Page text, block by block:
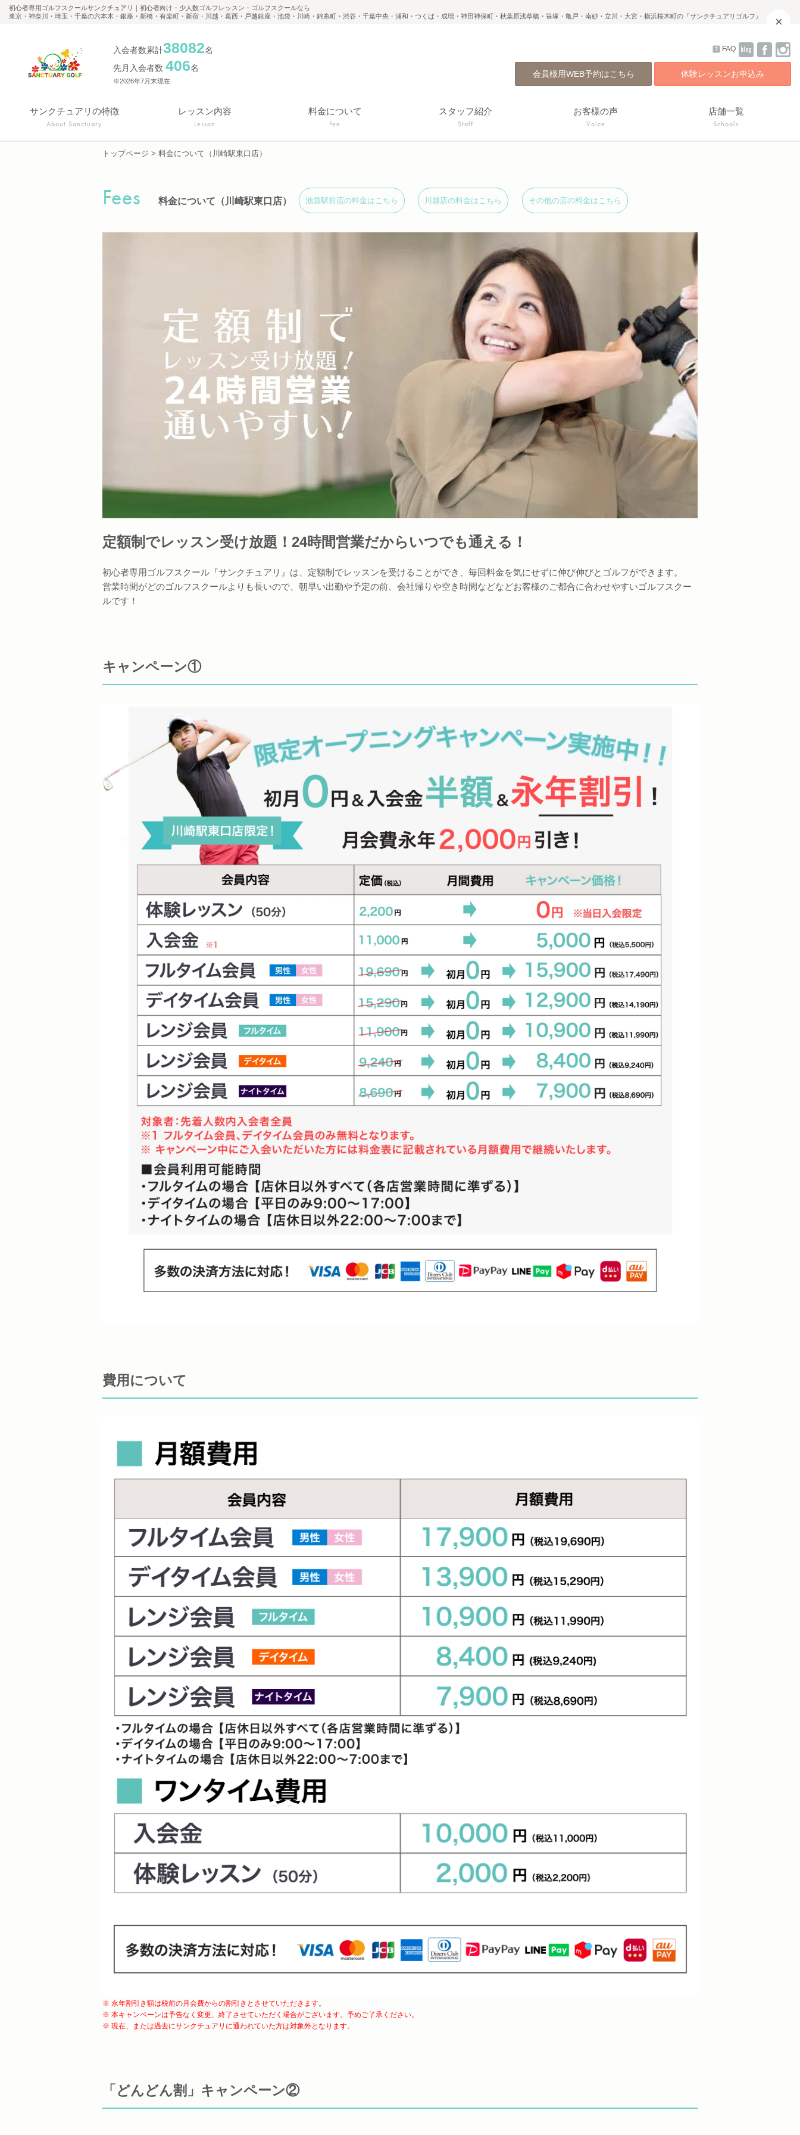
初心者専用ゴルフスクールサンクチュアリ｜初心者向け・少人数ゴルフレッスン・ゴルフスクールなら
東京・神奈川・埼玉・千葉の六本木・銀座・新橋・有楽町・新宿・川越・葛西・戸越銀座・池袋・川崎・錦糸町・渋谷・千葉中央・浦和・つくば・成増・神田神保町・秋葉原浅草橋・笹塚・亀戸・南砂・立川・大宮・横浜桜木町の『サンクチュアリゴルフ』
入会者数累計38082名
先月入会者数 406名
※2026年7月末現在
FAQ
会員様用WEB予約はこちら 体験レッスンお申込み
サンクチュアリの特徴
About Sanctuary
レッスン内容
Lesson
料金について
Fee
スタッフ紹介
Staff
お客様の声
Voice
店舗一覧
Schools
トップページ > 料金について（川崎駅東口店）
Fees 料金について（川崎駅東口店） 池袋駅前店の料金はこちら 川越店の料金はこちら その他の店の料金はこちら
定額制でレッスン受け放題！24時間営業だからいつでも通える！
初心者専用ゴルフスクール『サンクチュアリ』は、定額制でレッスンを受けることができ、毎回料金を気にせずに伸び伸びとゴルフができます。
営業時間がどのゴルフスクールよりも長いので、朝早い出勤や予定の前、会社帰りや空き時間などなどお客様のご都合に合わせやすいゴルフスクー
ルです！
キャンペーン①
費用について
※ 永年割引き額は税前の月会費からの割引きとさせていただきます。
※ 本キャンペーンは予告なく変更、終了させていただく場合がございます。予めご了承ください。
※ 現在、または過去にサンクチュアリに通われていた方は対象外となります。
「どんどん割」キャンペーン②
×